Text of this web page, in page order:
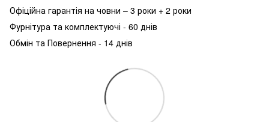
Офіційна гарантія на човни – 3 роки + 2 роки
Фурнітура та комплектуючі - 60 днів
Обмін та Повернення - 14 днів